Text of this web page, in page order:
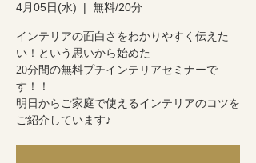
4月05日(水)
  |
無料/20分
インテリアの面白さをわかりやすく伝えた
い！という思いから始めた
20分間の無料プチインテリアセミナーで
す！！
明日からご家庭で使えるインテリアのコツを
ご紹介しています♪